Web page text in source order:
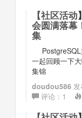
【社区活动】
会圆满落幕
集
一起回顾一下
集锦
doudou586
评论： 1